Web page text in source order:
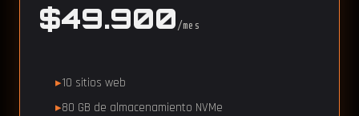
$49.900 /mes
10 sitios web
80 GB de almacenamiento NVMe